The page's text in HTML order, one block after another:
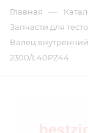
Главная —
Запчасти для
Валец
2300/L40PZ44